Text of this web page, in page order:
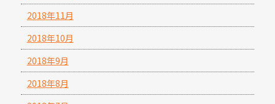
2018年11月
2018年10月
2018年9月
2018年8月